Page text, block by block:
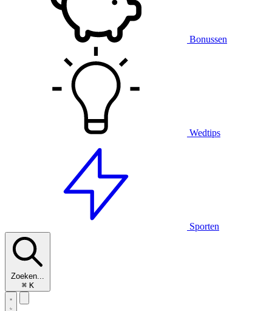
Bonussen
Wedtips
Sporten
Zoeken...
⌘ K